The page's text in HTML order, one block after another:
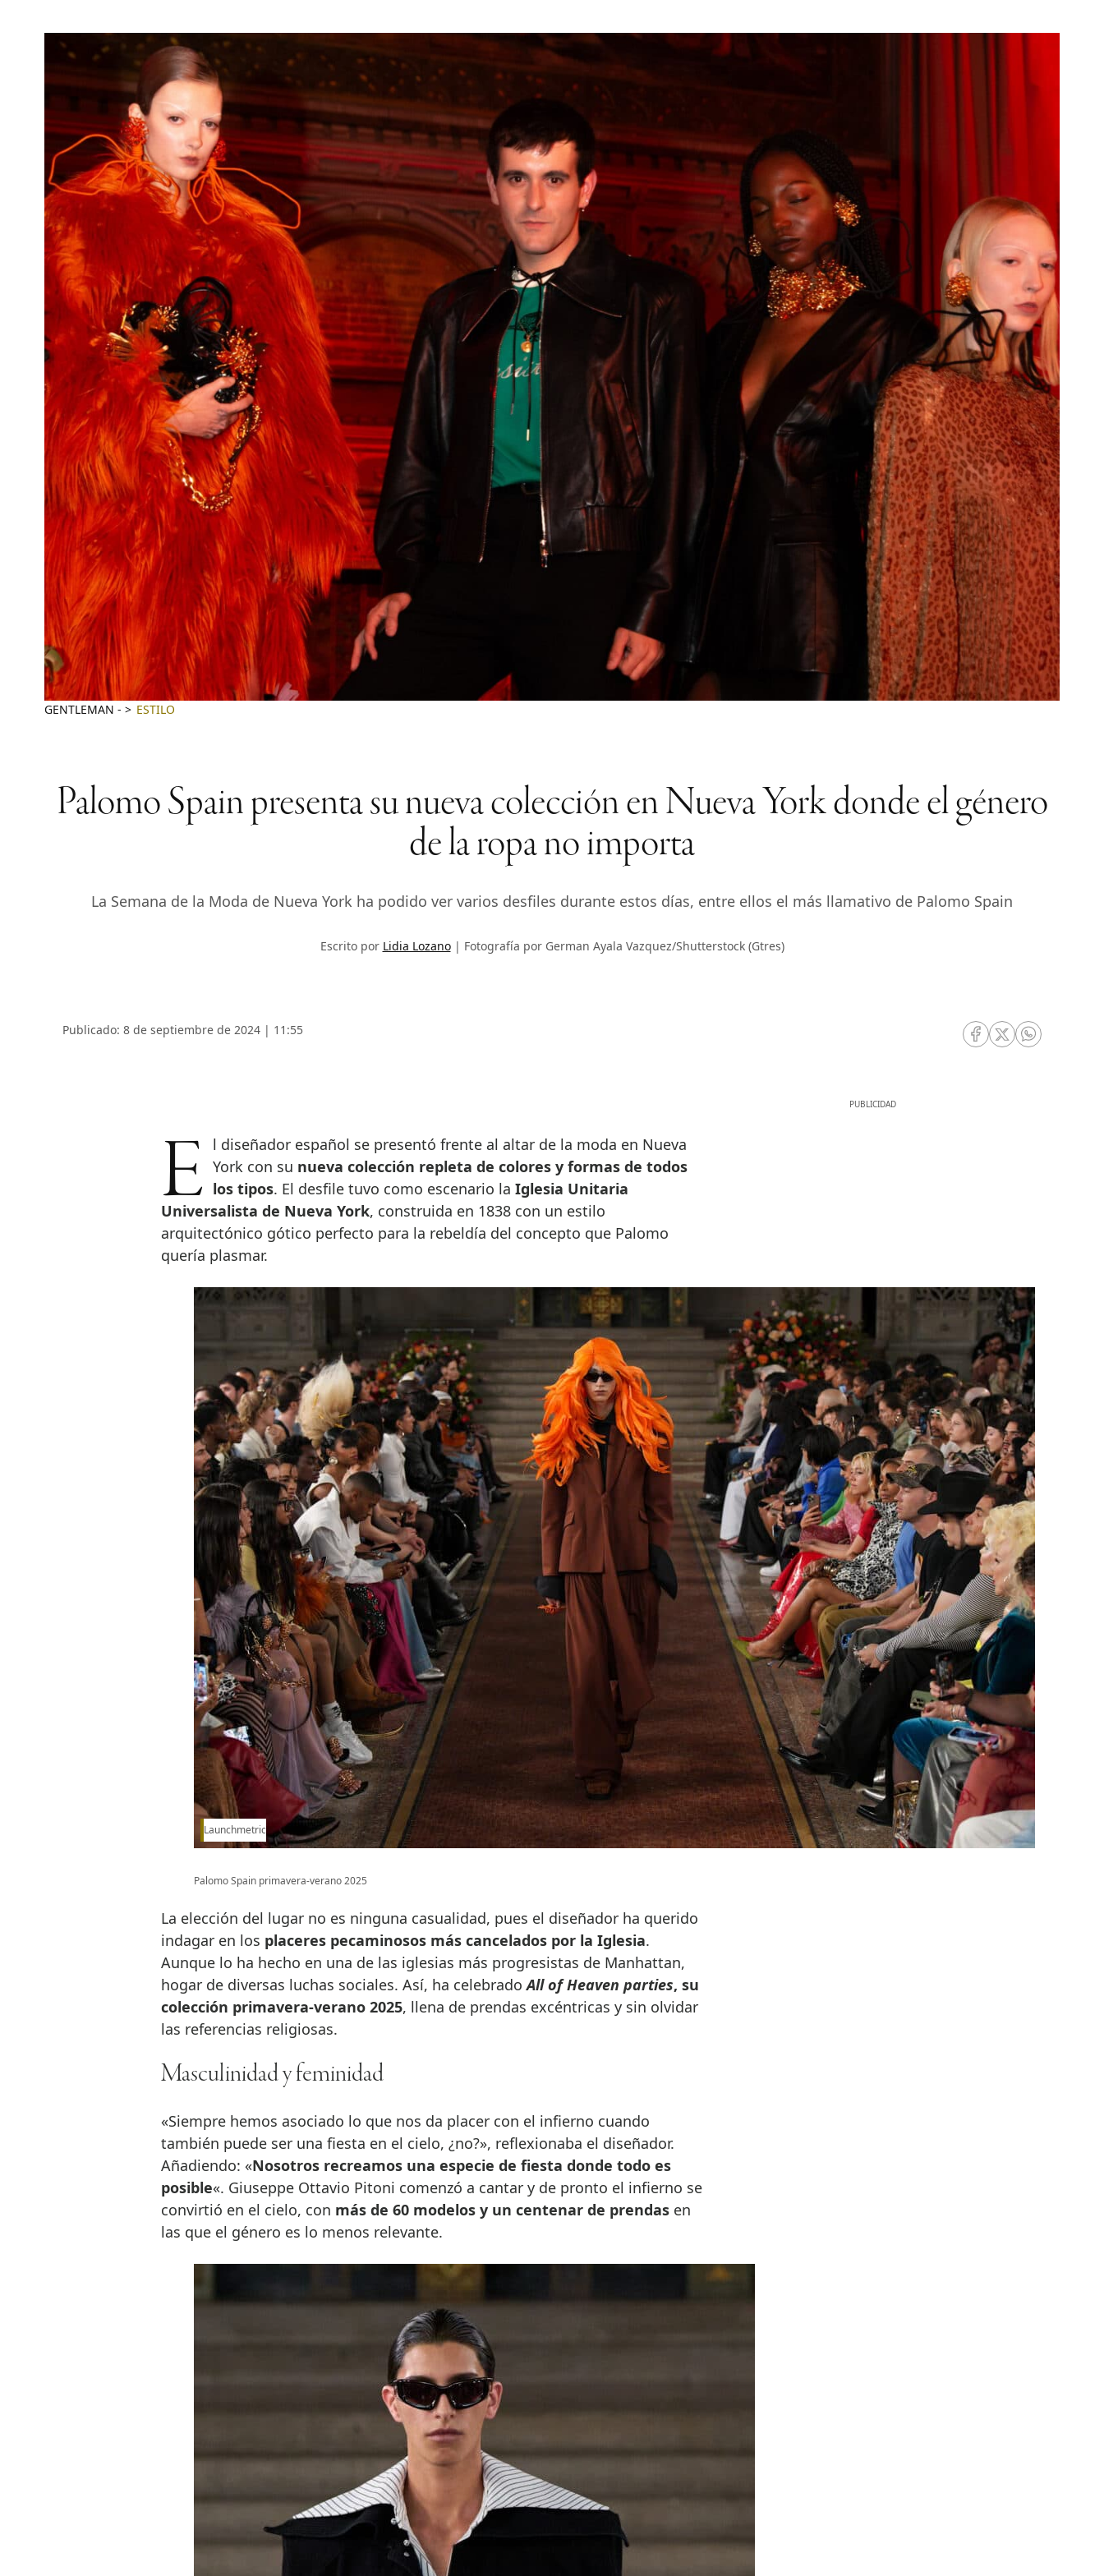
GENTLEMAN - ESTILO
Palomo Spain presenta su nueva colección en Nueva York donde el género
de la ropa no importa
La Semana de la Moda de Nueva York ha podido ver varios desfiles durante estos días, entre ellos el más llamativo de Palomo Spain
Escrito por Lidia Lozano Fotografía por German Ayala Vazquez/Shutterstock (Gtres)
Publicado: 8 de septiembre de 2024 | 11:55
RRSS Facebook
RRSS Twitter
RRSS
El diseñador español se presentó frente al altar de la moda en Nueva York con su nueva colección repleta de colores y formas de todos
los tipos. El desfile tuvo como escenario la Iglesia Unitaria
Universalista de Nueva York, construida en 1838 con un estilo
arquitectónico gótico perfecto para la rebeldía del concepto que Palomo
quería plasmar.
Launchmetric
Palomo Spain primavera-verano 2025
La elección del lugar no es ninguna casualidad, pues el diseñador ha querido
indagar en los placeres pecaminosos más cancelados por la Iglesia.
Aunque lo ha hecho en una de las iglesias más progresistas de Manhattan,
hogar de diversas luchas sociales. Así, ha celebradoAll of Heaven parties, su
colección primavera-verano 2025, llena de prendas excéntricas y sin olvidar
las referencias religiosas.
Masculinidad y feminidad
«Siempre hemos asociado lo que nos da placer con el infierno cuando
también puede ser una fiesta en el cielo, ¿no?», reflexionaba el diseñador.
Añadiendo: «Nosotros recreamos una especie de fiesta donde todo es
posible«. Giuseppe Ottavio Pitoni comenzó a cantar y de pronto el infierno se
convirtió en el cielo, con más de 60 modelos y un centenar de prendas en
las que el género es lo menos relevante.